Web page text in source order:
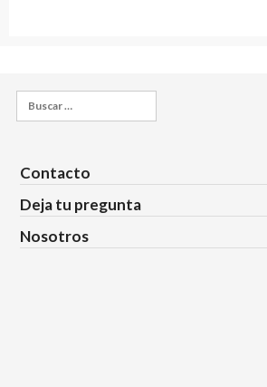
Buscar:
Contacto
Deja tu pregunta
Nosotros